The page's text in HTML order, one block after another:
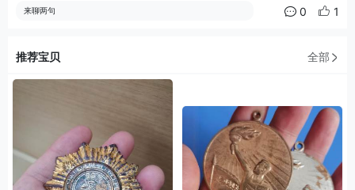
来聊两句 0 1
推荐宝贝 全部